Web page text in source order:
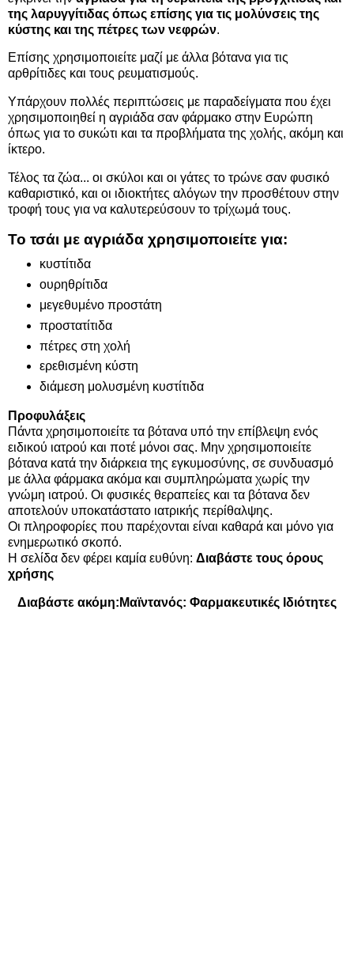
της λαρυγγίτιδας όπως επίσης για τις μολύνσεις της
κύστης και της πέτρες των νεφρών.
Επίσης χρησιμοποιείτε μαζί με άλλα βότανα για τις
αρθρίτιδες και τους ρευματισμούς.
Υπάρχουν πολλές περιπτώσεις με παραδείγματα που έχει
χρησιμοποιηθεί η αγριάδα σαν φάρμακο στην Ευρώπη
όπως για το συκώτι και τα προβλήματα της χολής, ακόμη και
ίκτερο.
Τέλος τα ζώα... οι σκύλοι και οι γάτες το τρώνε σαν φυσικό
καθαριστικό, και οι ιδιοκτήτες αλόγων την προσθέτουν στην
τροφή τους για να καλυτερεύσουν το τρίχωμά τους.
Το τσάι με αγριάδα χρησιμοποιείτε για:
κυστίτιδα
ουρηθρίτιδα
μεγεθυμένο προστάτη
προστατίτιδα
πέτρες στη χολή
ερεθισμένη κύστη
διάμεση μολυσμένη κυστίτιδα
Προφυλάξεις
Πάντα χρησιμοποιείτε τα βότανα υπό την επίβλεψη ενός
ειδικού ιατρού και ποτέ μόνοι σας. Μην χρησιμοποιείτε
βότανα κατά την διάρκεια της εγκυμοσύνης, σε συνδυασμό
με άλλα φάρμακα ακόμα και συμπληρώματα χωρίς την
γνώμη ιατρού. Οι φυσικές θεραπείες και τα βότανα δεν
αποτελούν υποκατάστατο ιατρικής περίθαλψης.
Οι πληροφορίες που παρέχονται είναι καθαρά και μόνο για
ενημερωτικό σκοπό.
Η σελίδα δεν φέρει καμία ευθύνη: Διαβάστε τους όρους
χρήσης
Διαβάστε ακόμη: Μαϊντανός: Φαρμακευτικές Ιδιότητες